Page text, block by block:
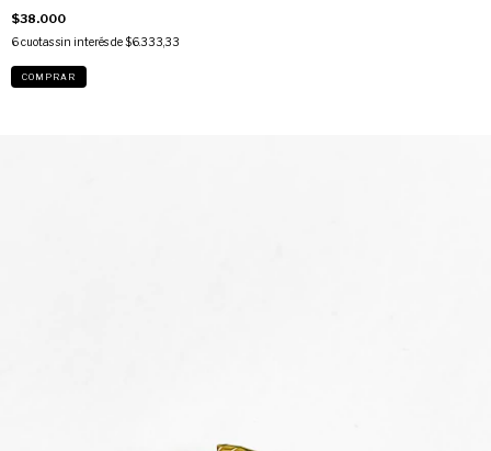
$38.000
6cuotas sin interés de$6.333,33